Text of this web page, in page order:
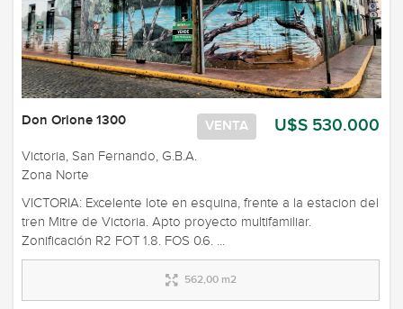
U$S 530.000
VENTA
Don Orione 1300
Victoria, San Fernando, G.B.A.
Zona Norte
VICTORIA: Excelente lote en esquina, frente a la estacion del
tren Mitre de Victoria. Apto proyecto multifamiliar.
Zonificación R2 FOT 1.8. FOS 0.6. ...
562,00 m2